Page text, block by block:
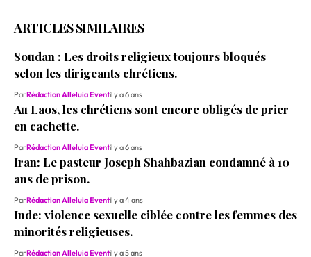
ARTICLES SIMILAIRES
Soudan : Les droits religieux toujours bloqués
selon les dirigeants chrétiens.
ParRédaction Alleluia Eventil y a 6 ans
Au Laos, les chrétiens sont encore obligés de prier
en cachette.
ParRédaction Alleluia Eventil y a 6 ans
Iran: Le pasteur Joseph Shahbazian condamné à 10
ans de prison.
ParRédaction Alleluia Eventil y a 4 ans
Inde: violence sexuelle ciblée contre les femmes des
minorités religieuses.
ParRédaction Alleluia Eventil y a 5 ans